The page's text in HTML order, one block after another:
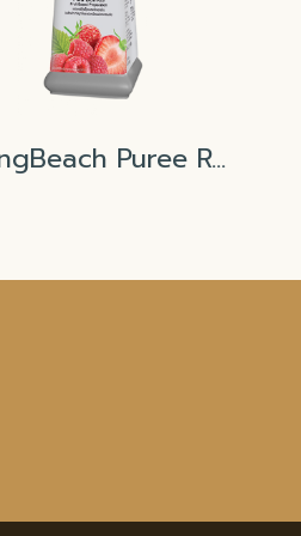
LongBeach Puree Red Berries Berry